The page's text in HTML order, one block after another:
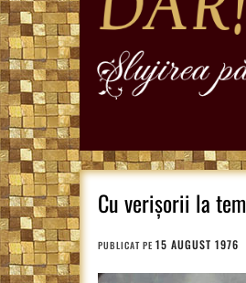
Cu verișorii la
PUBLICAT PE 15 AUGUST 1976